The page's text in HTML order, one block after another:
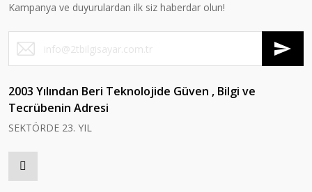
Kampanya ve duyurulardan ilk siz haberdar olun!
2003 Yılından Beri Teknolojide Güven , Bilgi ve
Tecrübenin Adresi
SEKTÖRDE 23. YIL